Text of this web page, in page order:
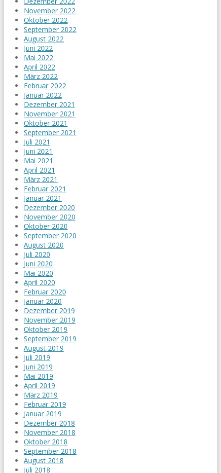
November 2022
Oktober 2022
September 2022
August 2022
Juni 2022
Mai 2022
April 2022
März 2022
Februar 2022
Januar 2022
Dezember 2021
November 2021
Oktober 2021
September 2021
Juli 2021
Juni 2021
Mai 2021
April 2021
März 2021
Februar 2021
Januar 2021
Dezember 2020
November 2020
Oktober 2020
September 2020
August 2020
Juli 2020
Juni 2020
Mai 2020
April 2020
Februar 2020
Januar 2020
Dezember 2019
November 2019
Oktober 2019
September 2019
August 2019
Juli 2019
Juni 2019
Mai 2019
April 2019
März 2019
Februar 2019
Januar 2019
Dezember 2018
November 2018
Oktober 2018
September 2018
August 2018
Juli 2018